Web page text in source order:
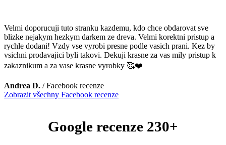
Velmi doporucuji tuto stranku kazdemu, kdo chce obdarovat sve
blizke nejakym hezkym darkem ze dreva. Velmi korektni pristup a
rychle dodani! Vzdy vse vyrobi presne podle vasich prani. Kez by
vsichni prodavajici byli takovi. Dekuji krasne za vas mily pristup k
zakaznikum a za vase krasne vyrobky 🥰❤️
Andrea D. /Facebook recenze
Zobrazit všechny Facebook recenze
Google recenze 230+